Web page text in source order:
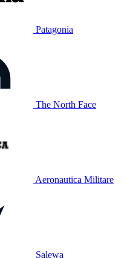
Patagonia
The North Face
Aeronautica Militare
Salewa